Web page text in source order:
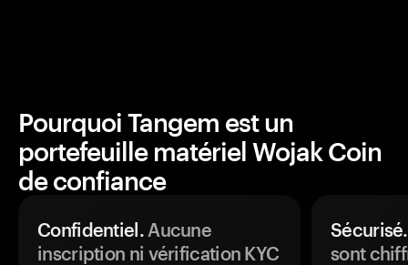
Pourquoi Tangem est un
portefeuille matériel Wojak Coin
de confiance
Confidentiel.Aucune
inscription ni vérification KYC
Sécurisé.
sont